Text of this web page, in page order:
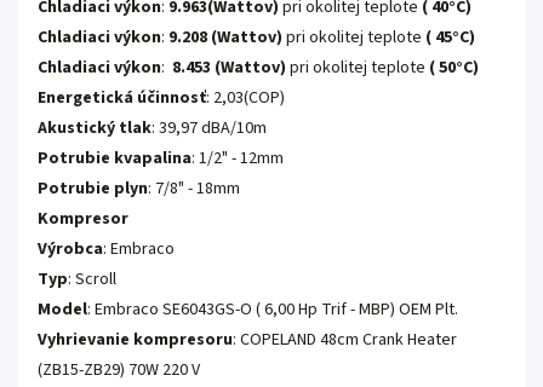
Chladiaci výkon: 9.963(Wattov) pri okolitej teplote ( 40°C)
Chladiaci výkon: 9.208 (Wattov) pri okolitej teplote ( 45°C)
Chladiaci výkon: 8.453 (Wattov) pri okolitej teplote ( 50°C)
Energetická účinnosť: 2,03(COP)
Akustický tlak: 39,97 dBA/10m
Potrubie kvapalina: 1/2" - 12mm
Potrubie plyn: 7/8" - 18mm
Kompresor
Výrobca: Embraco
Typ: Scroll
Model: Embraco SE6043GS-O ( 6,00 Hp Trif - MBP) OEM Plt.
Vyhrievanie kompresoru: COPELAND 48cm Crank Heater
(ZB15-ZB29) 70W 220 V